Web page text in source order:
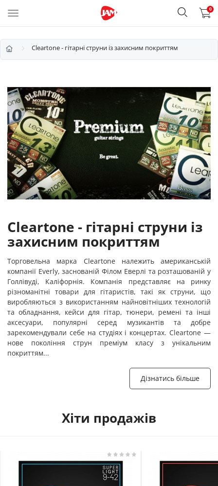
0
Cleartone - гітарні струни із захисним покриттям
Cleartone - гітарні струни із
захисним покриттям
Торговельна марка Cleartone належить американській
компанії Everly, заснованій Філом Еверлі та розташованій у
Голлівуді, Каліфорнія. Компанія представляє на ринку
різноманітні товари для гітаристів, такі як струни, що
виробляються з використанням найновітніших технологій
та обладнання, кейси для гітар, тюнери, ремені та інші
аксесуари, популярні серед музикантів та добре
зарекомендували себе на студіях і концертах. Cleartone —
нове покоління струн преміум класу з унікальним
покриттям...
Дізнатись більше
Хіти продажів